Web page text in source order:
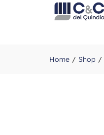
Home / Shop /